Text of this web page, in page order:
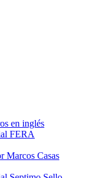
en inglés
FERA
Marcos Casas